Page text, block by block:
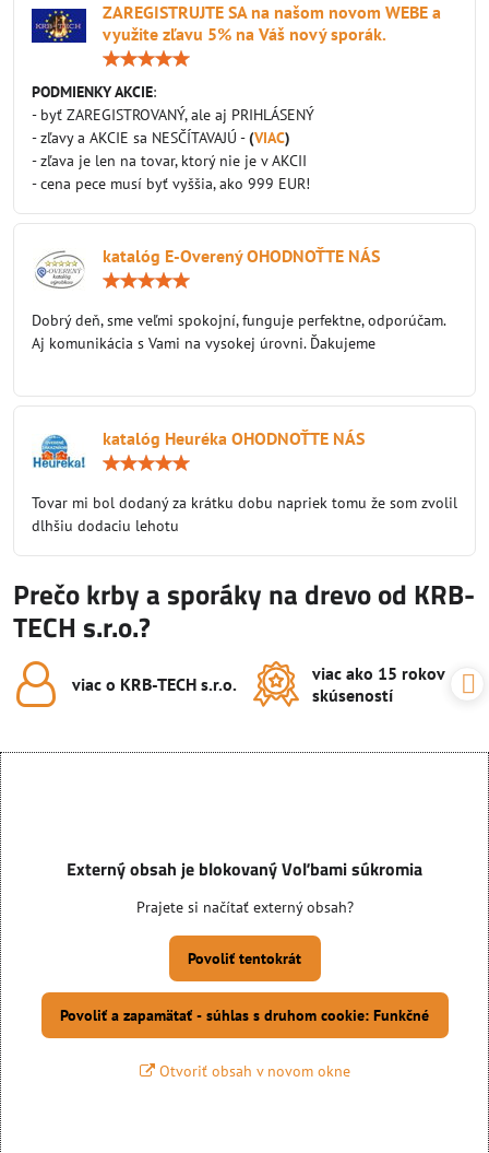
ZAREGISTRUJTE SA na našom novom WEBE a
využite zľavu 5% na Váš nový sporák.
PODMIENKY AKCIE:
- byť ZAREGISTROVANÝ, ale aj PRIHLÁSENÝ
- zľavy a AKCIE sa NESČÍTAVAJÚ -(VIAC)
- zľava je len na tovar, ktorý nie je v AKCII
- cena pece musí byť vyššia, ako 999 EUR!
katalóg E-Overený OHODNOŤTE NÁS
5
Dobrý deň, sme veľmi spokojní, funguje perfektne, odporúčam.
Aj komunikácia s Vami na vysokej úrovni. Ďakujeme
katalóg Heuréka OHODNOŤTE NÁS
5
Tovar mi bol dodaný za krátku dobu napriek tomu že som zvolil
dlhšiu dodaciu lehotu
Prečo krby a sporáky na drevo od KRB-
TECH s.r.o.?
viac o KRB-TECH s​.r​.o​.
viac ako 15 rokov
skúseností
Externý obsah je blokovaný Voľbami súkromia
Prajete si načítať externý obsah?
Povoliť tentokrát
Povoliť a zapamätať - súhlas s druhom cookie: Funkčné
Otvoriť obsah v novom okne